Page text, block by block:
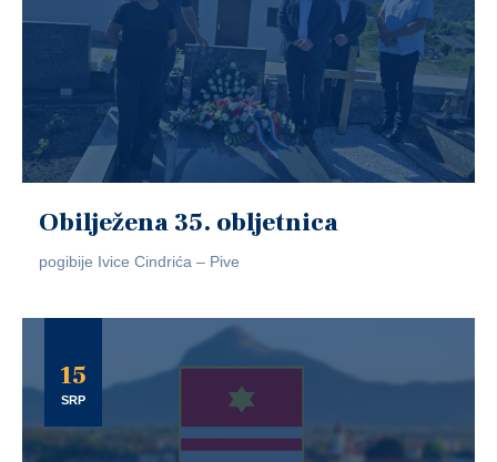
Obilježena 35. obljetnica
pogibije Ivice Cindrića – Pive
15
SRP